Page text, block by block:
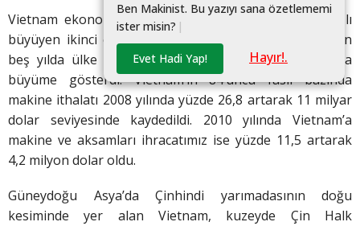
Ben Makinist. Bu yazıyı sana özetlememi
ister misin? |
Evet Hadi Yap! Hayır!.
Vietnam ekonomisi, Çin’den sonra son yılların en hızlı
büyüyen ikinci ekonomisi olmasıyla dikkat çekiyor. Son
beş yılda ülke ekonomisi yaklaşık yüzde 8,4 oranında
büyüme gösterdi. Vietnam’ın 84’üncü fasıl bazında
makine ithalatı 2008 yılında yüzde 26,8 artarak 11 milyar
dolar seviyesinde kaydedildi. 2010 yılında Vietnam’a
makine ve aksamları ihracatımız ise yüzde 11,5 artarak
4,2 milyon dolar oldu.
Güneydoğu Asya’da Çinhindi yarımadasının doğu
kesiminde yer alan Vietnam, kuzeyde Çin Halk